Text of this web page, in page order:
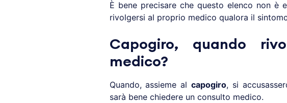
È bene precisare che questo elenco non è
rivolgersi al proprio medico qualora il
Capogiro, quando
medico?
Quando, assieme alcapogiro, si
sarà bene chiedere un consulto medico.